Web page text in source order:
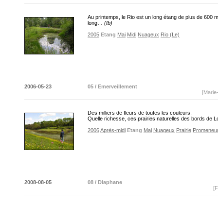
Au printemps, le Rio est un long étang de plus de 600
long… (fb)
2005 Etang Mai Midi Nuageux Rio (Le)
2006-05-23
05 / Emerveillement
Des milliers de fleurs de toutes les couleurs.
Quelle richesse, ces prairies naturelles des bords de
2006Après-midi Etang Mai Nuageux Prairie
2008-08-05
08 / Diaphane